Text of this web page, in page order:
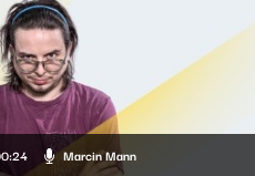
Marcin Mann